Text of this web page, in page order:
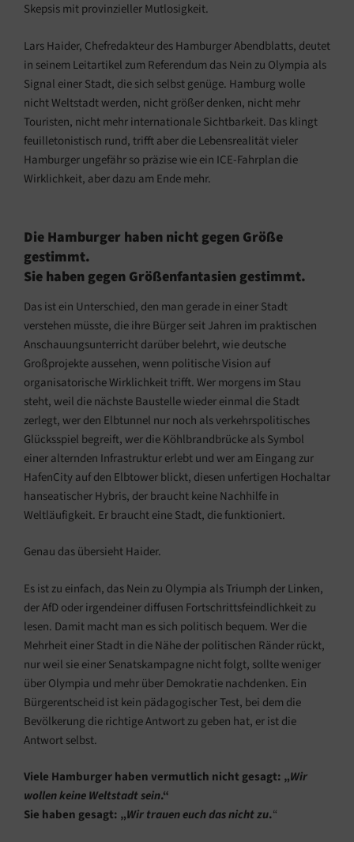
Skepsis mit provinzieller Mutlosigkeit.
Lars Haider, Chefredakteur des Hamburger Abendblatts, deutet
in seinem Leitartikel zum Referendum das Nein zu Olympia als
Signal einer Stadt, die sich selbst genüge. Hamburg wolle
nicht Weltstadt werden, nicht größer denken, nicht mehr
Touristen, nicht mehr internationale Sichtbarkeit. Das klingt
feuilletonistisch rund, trifft aber die Lebensrealität vieler
Hamburger ungefähr so präzise wie ein ICE-Fahrplan die
Wirklichkeit, aber dazu am Ende mehr.
Die Hamburger haben nicht gegen Größe
gestimmt.
Sie haben gegen Größenfantasien gestimmt.
Das ist ein Unterschied, den man gerade in einer Stadt
verstehen müsste, die ihre Bürger seit Jahren im praktischen
Anschauungsunterricht darüber belehrt, wie deutsche
Großprojekte aussehen, wenn politische Vision auf
organisatorische Wirklichkeit trifft. Wer morgens im Stau
steht, weil die nächste Baustelle wieder einmal die Stadt
zerlegt, wer den Elbtunnel nur noch als verkehrspolitisches
Glücksspiel begreift, wer die Köhlbrandbrücke als Symbol
einer alternden Infrastruktur erlebt und wer am Eingang zur
HafenCity auf den Elbtower blickt, diesen unfertigen Hochaltar
hanseatischer Hybris, der braucht keine Nachhilfe in
Weltläufigkeit. Er braucht eine Stadt, die funktioniert.
Genau das übersieht Haider.
Es ist zu einfach, das Nein zu Olympia als Triumph der Linken,
der AfD oder irgendeiner diffusen Fortschrittsfeindlichkeit zu
lesen. Damit macht man es sich politisch bequem. Wer die
Mehrheit einer Stadt in die Nähe der politischen Ränder rückt,
nur weil sie einer Senatskampagne nicht folgt, sollte weniger
über Olympia und mehr über Demokratie nachdenken. Ein
Bürgerentscheid ist kein pädagogischer Test, bei dem die
Bevölkerung die richtige Antwort zu geben hat, er ist die
Antwort selbst.
Viele Hamburger haben vermutlich nicht gesagt: „Wir
wollen keine Weltstadt sein.“
Sie haben gesagt: „Wir trauen euch das nicht zu.“